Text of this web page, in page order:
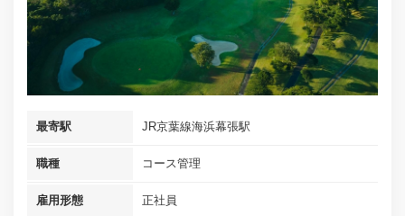
最寄駅 JR京葉線海浜幕張駅
職種 コース管理
雇用形態 正社員